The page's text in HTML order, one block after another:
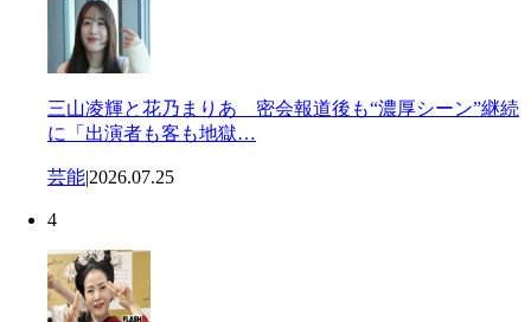
三山凌輝と花乃まりあ 密会報道後も“濃厚シーン”継続
に「出演者も客も地獄…
芸能|2026.07.25
4